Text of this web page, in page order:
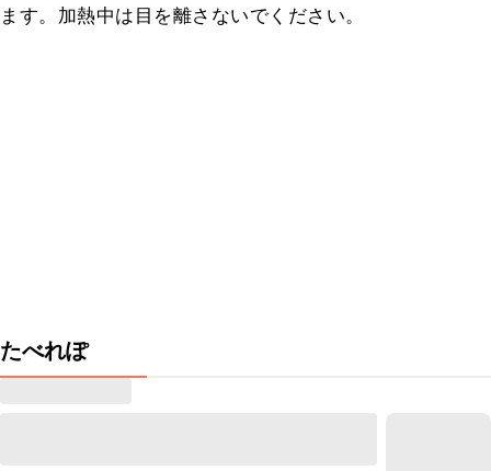
ます。加熱中は目を離さないでください。
たべれぽ